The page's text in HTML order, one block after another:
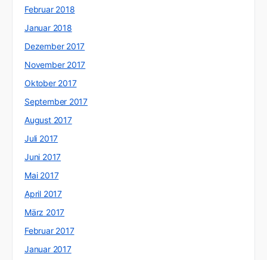
Februar 2018
Januar 2018
Dezember 2017
November 2017
Oktober 2017
September 2017
August 2017
Juli 2017
Juni 2017
Mai 2017
April 2017
März 2017
Februar 2017
Januar 2017